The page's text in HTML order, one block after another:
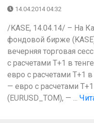
14.04.2014 04:32
/KASE, 14.04.14/ – На
фондовой бирже
вечерняя торговая
с расчетами Т+1 в
евро с расчетами Т+1 в
— евро с расчетами
(EURUSD_TOM), — ...